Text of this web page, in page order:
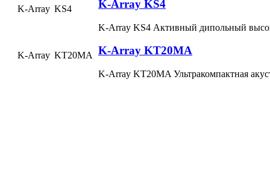
K-Array KS4 K-Array KS4
K-Array KS4 Активный дипольный
K-Array KT20MA K-Array KT20MA
K-Array KT20MA Ультракомпактная